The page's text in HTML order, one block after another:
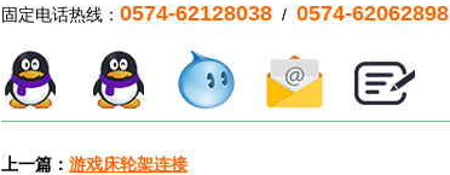
固定电话热线： 0574-62128038 / 0574-62062898
上一篇： 游戏床轮架连接